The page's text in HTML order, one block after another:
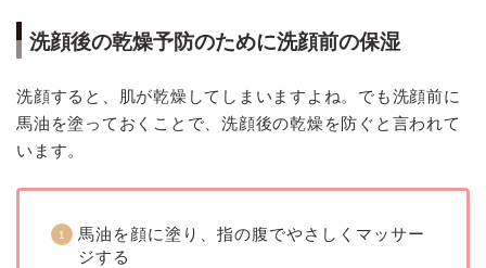
洗顔後の乾燥予防のために洗顔前の保湿
洗顔すると、肌が乾燥してしまいますよね。でも洗顔前に
馬油を塗っておくことで、洗顔後の乾燥を防ぐと言われて
います。
馬油を顔に塗り、指の腹でやさしくマッサー
ジする